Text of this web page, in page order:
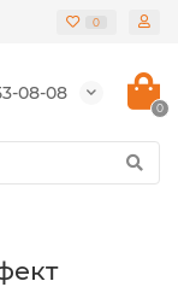
0
08-08
0